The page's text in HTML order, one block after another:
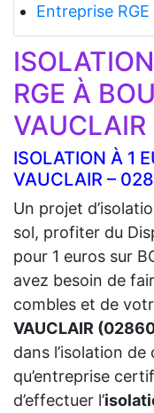
Entreprise RGE
RGE À
ISOLATION À 1
VAUCLAIR –
Un projet
sol, profiter du
pour 1 euros sur
avez besoin de
combles et de
VAUCLAIR
dans l’isolation
qu’entreprise
d’effectuer l’